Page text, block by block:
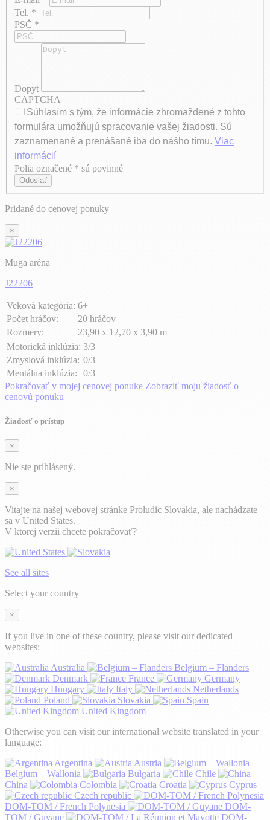
Tel. *
PSČ *
Dopyt
CAPTCHA
Súhlasím s tým, že informácie zhromaždené z tohto
formulára umožňujú spracovanie vašej žiadosti. Sú
zaznamenané a prenášané iba do nášho tímu. Viac
informácií
Axeptio consent
Polia označené * sú povinné
Odoslať
Pridané do cenovej ponuky
×
Muga aréna
J22206
Veková kategória: 6+
Počet hráčov:
20 hráčov
Rozmery:
23,90 x 12,70 x 3,90 m
Motorická inklúzia: 3/3
Zmyslová inklúzia: 0/3
Mentálna inklúzia:
0/3
Pokračovať v mojej cenovej ponuke Zobraziť moju žiadosť o
cenovú ponuku
Žiadosť o prístup
×
Nie ste prihlásený.
×
Vitajte na našej webovej stránke Proludic Slovakia, ale nachádzate
sa v United States.
V ktorej verzii chcete pokračovať?
See all sites
Select your country
×
If you live in one of these country, please visit our dedicated
websites:
Australia
Belgium – Flanders
Denmark
France
Germany
Hungary
Italy
Netherlands
Poland
Slovakia
Spain
United Kingdom
Otherwise you can visit our international website translated in your
language:
Argentina
Austria
Belgium – Wallonia
Bulgaria
Chile
China
Colombia Croatia
Cyprus
Czech republic
DOM-TOM / French Polynesia
DOM-
TOM / Guyane
DOM-